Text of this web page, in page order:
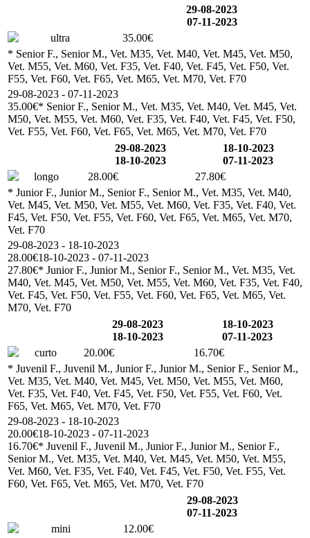
29-08-2023
07-11-2023
ultra
35.00€
* Senior F., Senior M., Vet. M35, Vet. M40, Vet. M45, Vet. M50,
Vet. M55, Vet. M60, Vet. F35, Vet. F40, Vet. F45, Vet. F50, Vet.
F55, Vet. F60, Vet. F65, Vet. M65, Vet. M70, Vet. F70
29-08-2023 - 07-11-2023
35.00€* Senior F., Senior M., Vet. M35, Vet. M40, Vet. M45, Vet.
M50, Vet. M55, Vet. M60, Vet. F35, Vet. F40, Vet. F45, Vet. F50,
Vet. F55, Vet. F60, Vet. F65, Vet. M65, Vet. M70, Vet. F70
29-08-2023
18-10-2023
18-10-2023
07-11-2023
longo
28.00€
27.80€
* Junior F., Junior M., Senior F., Senior M., Vet. M35, Vet. M40,
Vet. M45, Vet. M50, Vet. M55, Vet. M60, Vet. F35, Vet. F40, Vet.
F45, Vet. F50, Vet. F55, Vet. F60, Vet. F65, Vet. M65, Vet. M70,
Vet. F70
29-08-2023 - 18-10-2023
28.00€18-10-2023 - 07-11-2023
27.80€* Junior F., Junior M., Senior F., Senior M., Vet. M35, Vet.
M40, Vet. M45, Vet. M50, Vet. M55, Vet. M60, Vet. F35, Vet. F40,
Vet. F45, Vet. F50, Vet. F55, Vet. F60, Vet. F65, Vet. M65, Vet.
M70, Vet. F70
29-08-2023
18-10-2023
18-10-2023
07-11-2023
curto
20.00€
16.70€
* Juvenil F., Juvenil M., Junior F., Junior M., Senior F., Senior M.,
Vet. M35, Vet. M40, Vet. M45, Vet. M50, Vet. M55, Vet. M60,
Vet. F35, Vet. F40, Vet. F45, Vet. F50, Vet. F55, Vet. F60, Vet.
F65, Vet. M65, Vet. M70, Vet. F70
29-08-2023 - 18-10-2023
20.00€18-10-2023 - 07-11-2023
16.70€* Juvenil F., Juvenil M., Junior F., Junior M., Senior F.,
Senior M., Vet. M35, Vet. M40, Vet. M45, Vet. M50, Vet. M55,
Vet. M60, Vet. F35, Vet. F40, Vet. F45, Vet. F50, Vet. F55, Vet.
F60, Vet. F65, Vet. M65, Vet. M70, Vet. F70
29-08-2023
07-11-2023
mini
12.00€